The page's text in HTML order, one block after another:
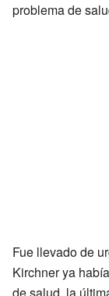
problema de
Fue llevado de
Kirchner ya
de salud, la